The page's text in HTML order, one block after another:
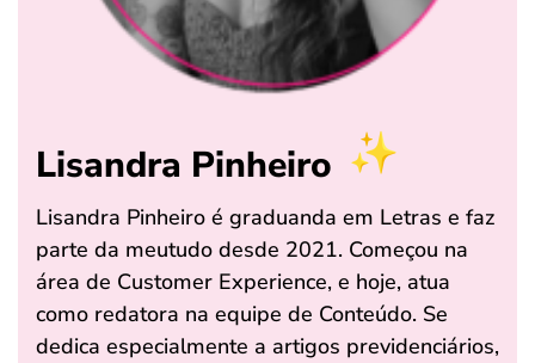
Lisandra Pinheiro
Lisandra Pinheiro é graduanda em Letras e faz
parte da meutudo desde 2021. Começou na
área de Customer Experience, e hoje, atua
como redatora na equipe de Conteúdo. Se
dedica especialmente a artigos previdenciários,